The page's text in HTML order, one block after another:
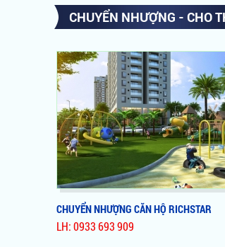
CHUYỂN NHƯỢNG - CHO
CHUYỂN NHƯỢNG CĂN HỘ RICHSTAR
LH: 0933 693 909